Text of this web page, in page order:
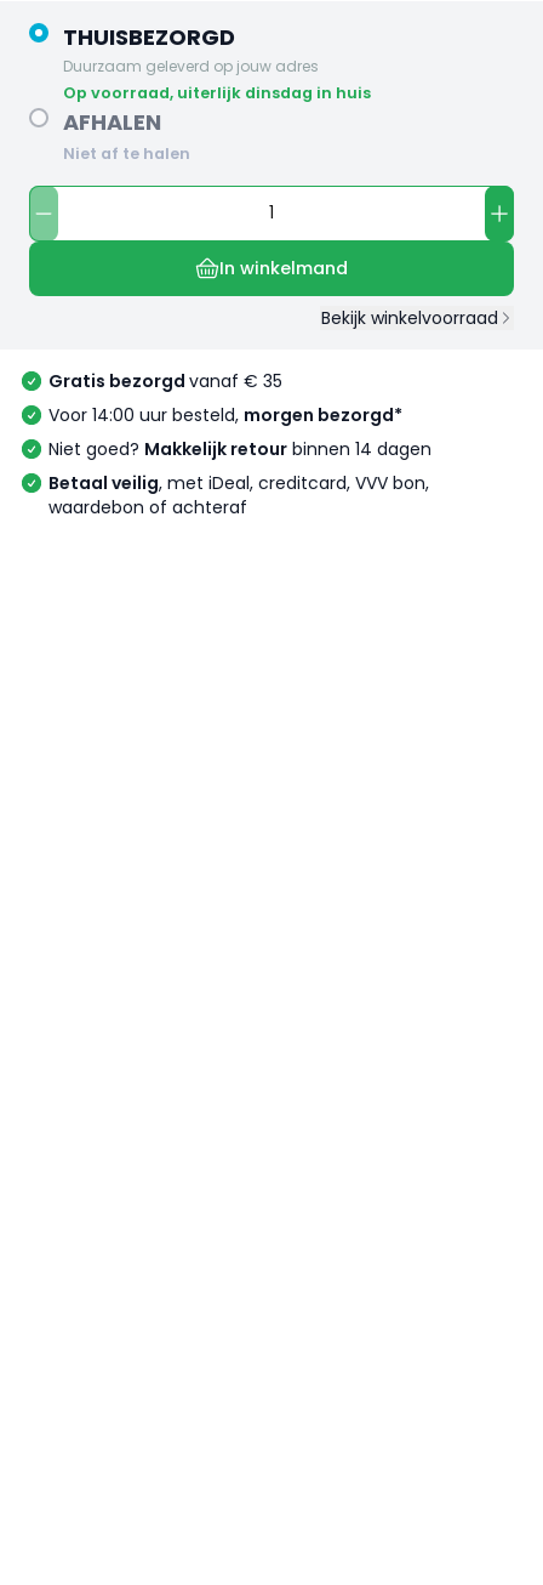
THUISBEZORGD
Duurzaam geleverd op jouw adres
op voorraad, uiterlijk dinsdag in huis
AFHALEN
Niet af te halen
In winkelmand
Bekijk winkelvoorraad
Gratis bezorgd vanaf € 35
Voor 14:00 uur besteld, morgen bezorgd*
Niet goed? Makkelijk retour binnen 14 dagen
Betaal veilig, met iDeal, creditcard, VVV bon,
waardebon of achteraf